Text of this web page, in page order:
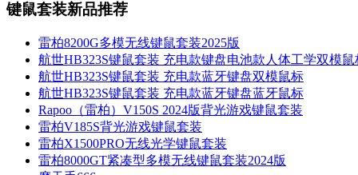
键鼠套装新品推荐
雷柏8200G多模无线键鼠套装2025版
航世HB323S键鼠套装 充电款键盘电池款人体工学双模鼠
航世HB323S键鼠套装 充电款蓝牙键盘双模鼠标
航世HB323S键鼠套装 充电款蓝牙键盘蓝牙鼠标
Rapoo（雷柏）V150S 2024版背光游戏键鼠套装
雷柏V185S背光游戏键鼠套装
雷柏X1500PRO无线光学键鼠套装
雷柏8000GT紧凑型多模无线键鼠套装2024版